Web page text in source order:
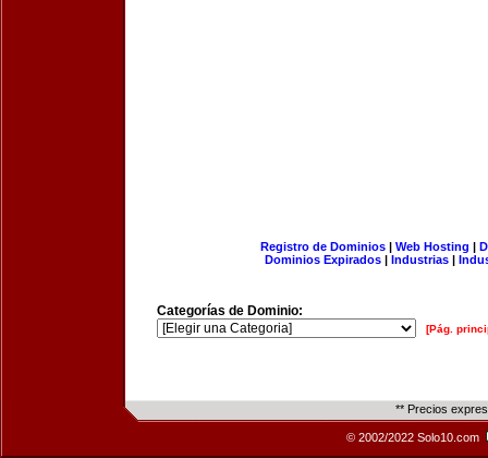
Registro de Dominios| Web Hosting |
Dominios Expirados | Industrias |
Categorías de Dominio:
[Pág.
** Precios
© 2002/2022 Solo10.com